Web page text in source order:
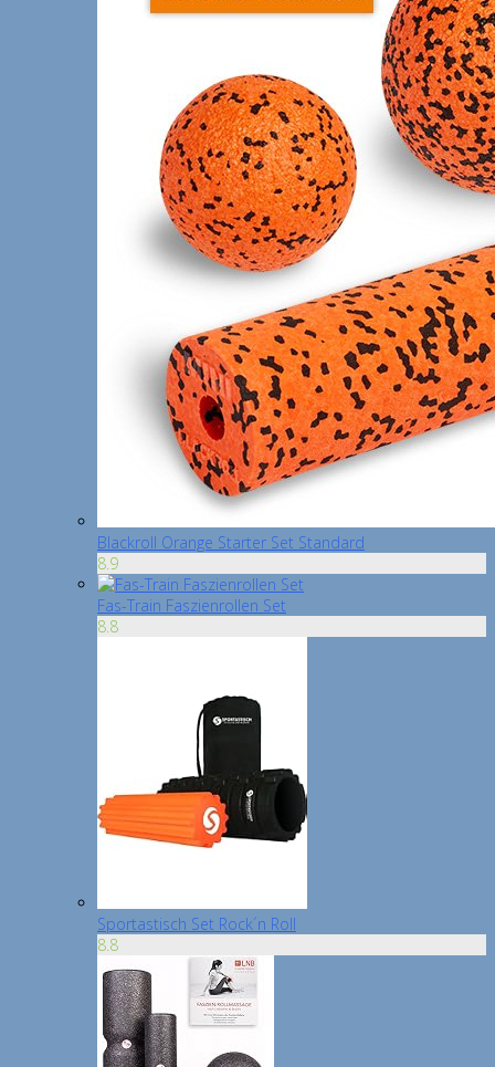
Blackroll Orange Starter Set Standard
8.9
Fas-Train Faszienrollen Set
8.8
Sportastisch Set Rock´n Roll
8.8